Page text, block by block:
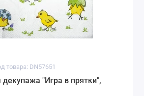
товара: DN57651
"Игра в прятки",